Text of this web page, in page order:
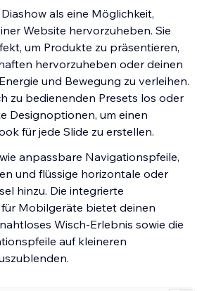
als eine Möglichkeit,
Website hervorzuheben. Sie
um Produkte zu präsentieren,
hervorzuheben oder deinen
und Bewegung zu verleihen.
zu bedienenden Presets los oder
Designoptionen, um einen
für jede Slide zu erstellen.
anpassbare Navigationspfeile,
und flüssige horizontale oder
hinzu. Die integrierte
Mobilgeräte bietet deinen
Wisch-Erlebnis sowie die
auf kleineren